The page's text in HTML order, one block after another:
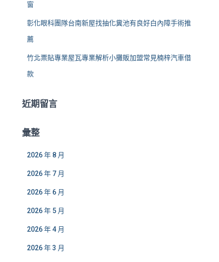
窗
彰化眼科團隊台南新屋找抽化糞池有良好白內障手術推
薦
竹北票貼專業屋瓦專業解析小攤販加盟常見楠梓汽車借
款
近期留言
彙整
2026 年 8 月
2026 年 7 月
2026 年 6 月
2026 年 5 月
2026 年 4 月
2026 年 3 月